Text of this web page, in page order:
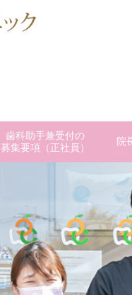
歯科助手兼受付の
募集要項（正社員）
院